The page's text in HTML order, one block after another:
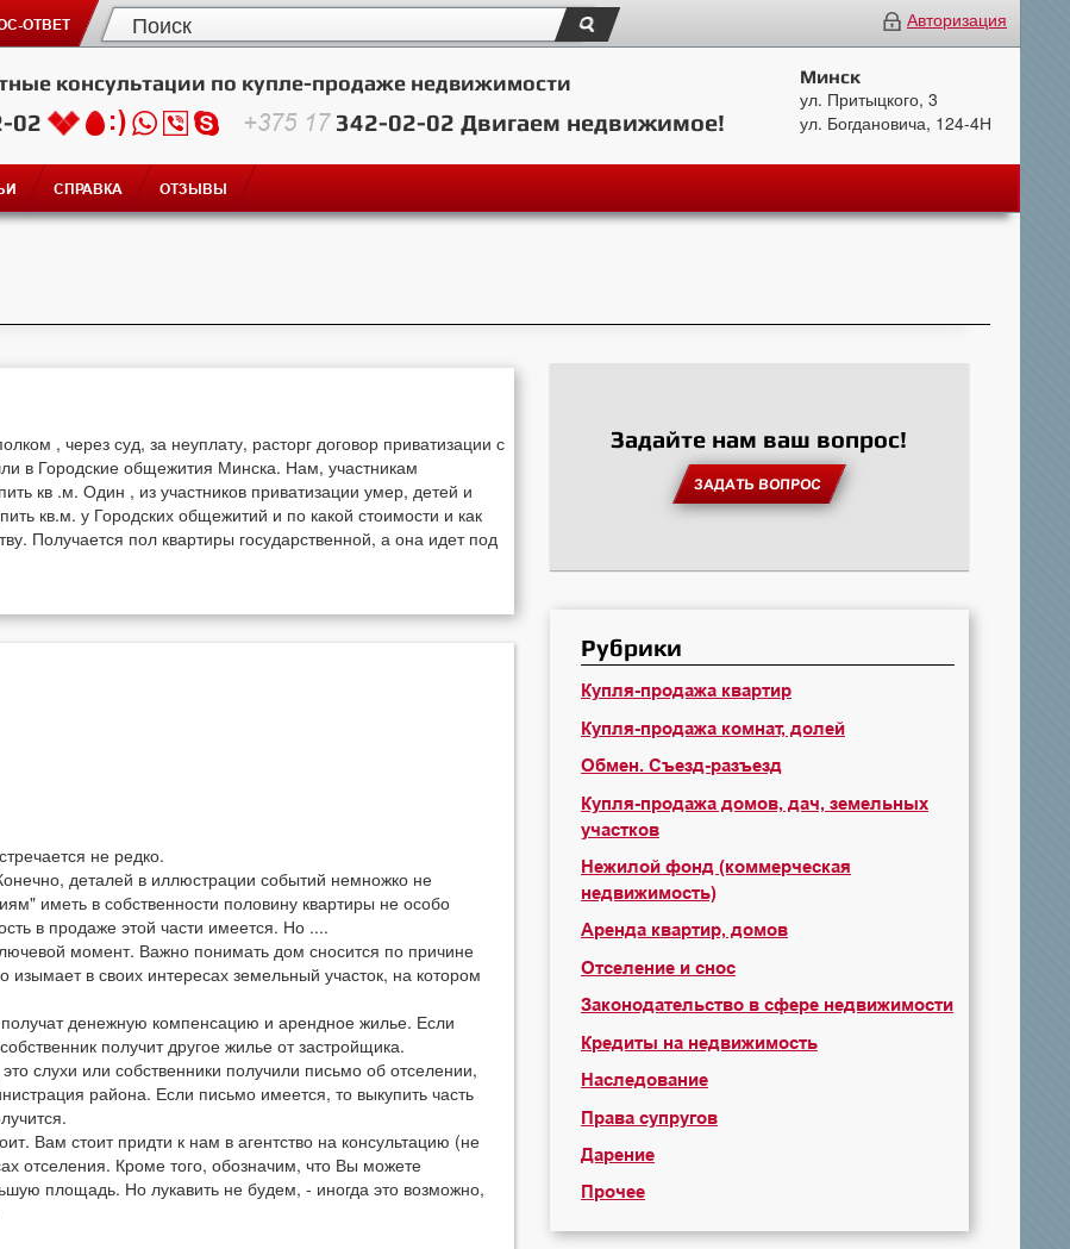
ОТВЕТ Авторизация
консультации по купле-продаже недвижимости
02 +375 17342-02-02 Двигаем недвижимое!
Минск
ул. Притыцкого, 3
ул. Богдановича, 124-4Н
СПРАВКА ОТЗЫВЫ
, через суд, за неуплату, расторг договор приватизации с
в Городские общежития Минска. Нам, участникам
кв .м. Один , из участников приватизации умер, детей и
кв.м. у Городских общежитий и по какой стоимости и как
Получается пол квартиры государственной, а она идет под
не редко.
деталей в иллюстрации событий немножко не
иметь в собственности половину квартиры не особо
в продаже этой части имеется. Но ....
момент. Важно понимать дом сносится по причине
изымает в своих интересах земельный участок, на котором
денежную компенсацию и арендное жилье. Если
получит другое жилье от застройщика.
слухи или собственники получили письмо об отселении,
района. Если письмо имеется, то выкупить часть
Вам стоит придти к нам в агентство на консультацию (не
отселения. Кроме того, обозначим, что Вы можете
площадь. Но лукавить не будем, - иногда это возможно,
Задайте нам ваш вопрос!
ЗАДАТЬ ВОПРОС
Рубрики
Купля-продажа квартир
Купля-продажа комнат, долей
Обмен. Съезд-разъезд
Купля-продажа домов, дач, земельных
участков
Нежилой фонд (коммерческая
недвижимость)
Аренда квартир, домов
Отселение и снос
Законодательство в сфере недвижимости
Кредиты на недвижимость
Наследование
Права супругов
Дарение
Прочее